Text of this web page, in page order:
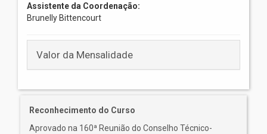
Assistente da Coordenação:
Brunelly Bittencourt
Valor da Mensalidade
Reconhecimento do Curso
Aprovado na 160ª Reunião do Conselho Técnico-